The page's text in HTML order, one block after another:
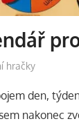
hračky
den,
nakonec